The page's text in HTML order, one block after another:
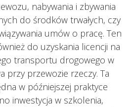
nabywania i zbywania
do środków trwałych, czy
umów o pracę. Ten
do uzyskania licencji na
transportu drogowego w
przy przewozie rzeczy. Ta
w późniejszej praktyce
inwestycja w szkolenia,